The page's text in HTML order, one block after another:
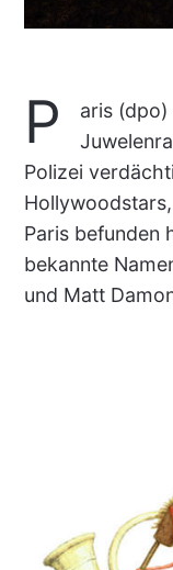
P
aris
Polizei
Paris befunden
bekannte
und Matt